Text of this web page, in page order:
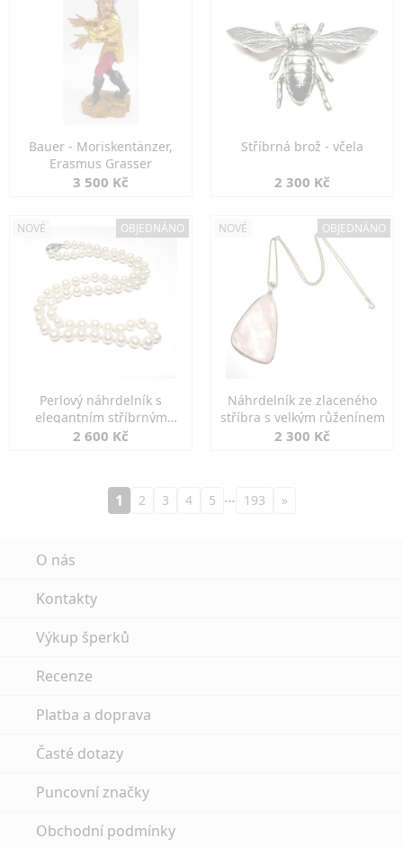
Bauer - Moriskentänzer,
Erasmus Grasser
3 500 Kč
Stříbrná brož - včela
2 300 Kč
NOVÉ OBJEDNÁNO
Perlový náhrdelník s
elegantním stříbrným
zapínáním
2 600 Kč
NOVÉ OBJEDNÁNO
Náhrdelník ze zlaceného
stříbra s velkým růženínem
2 300 Kč
1 2 3 4 5 … 193 »
O nás
Kontakty
Výkup šperků
Recenze
Platba a doprava
Časté dotazy
Puncovní značky
Obchodní podmínky